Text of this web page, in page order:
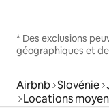
* Des exclusions
géographiques et
Airbnb Slovénie
Locations